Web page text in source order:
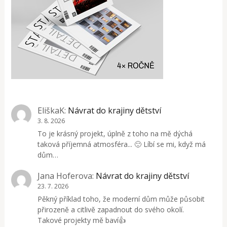
EliškaK: Návrat do krajiny dětství
3. 8. 2026
To je krásný projekt, úplně z toho na mě dýchá
taková příjemná atmosféra... 🙂 Líbí se mi, když má
dům…
Jana Hoferova: Návrat do krajiny dětství
23. 7. 2026
Pěkný příklad toho, že moderní dům může působit
přirozeně a citlivě zapadnout do svého okolí.
Takové projekty mě baví👍